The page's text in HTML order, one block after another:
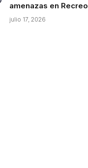
amenazas en Recreo
julio 17, 2026